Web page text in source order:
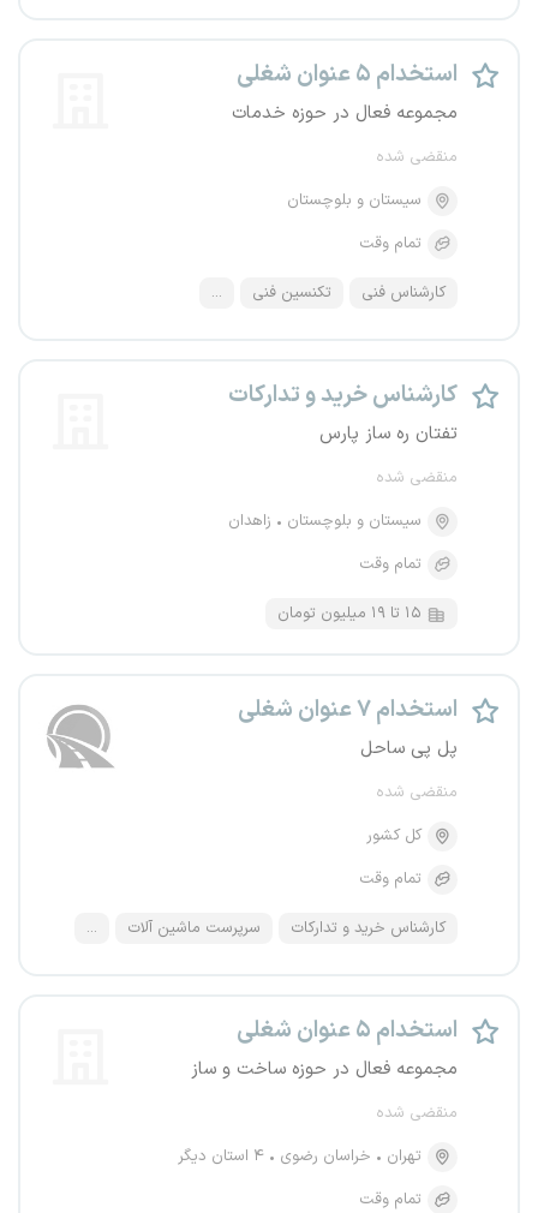
استخدام ۵ عنوان شغلی
مجموعه فعال در حوزه خدمات
منقضی شده
سیستان و بلوچستان
تمام وقت
کارشناس فنی تکنسین فنی ...
کارشناس خرید و تدارکات
تفتان ره ساز پارس
منقضی شده
سیستان و بلوچستان
زاهدان
تمام وقت
۱۵ تا ۱۹ میلیون تومان
استخدام ۷ عنوان شغلی
پل پی ساحل
منقضی شده
کل کشور
تمام وقت
کارشناس خرید و تدارکات سرپرست ماشین آلات ...
استخدام ۵ عنوان شغلی
مجموعه فعال در حوزه ساخت و ساز
منقضی شده
تهران
خراسان رضوی
۴ استان دیگر
تمام وقت